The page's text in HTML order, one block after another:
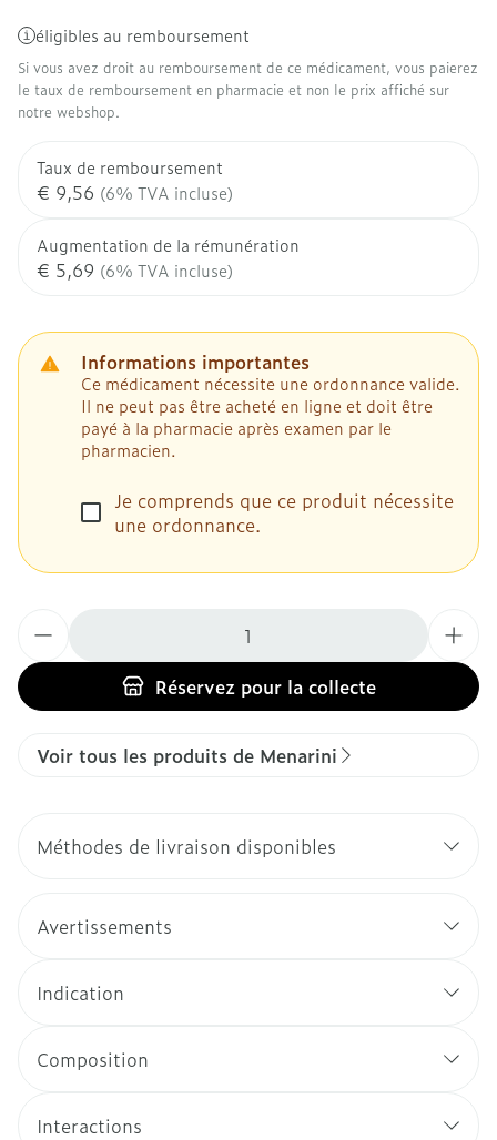
éligibles au remboursement
Si vous avez droit au remboursement de ce médicament, vous paierez
le taux de remboursement en pharmacie et non le prix affiché sur
notre webshop.
Taux de remboursement
€ 9,56 (6% TVA incluse)
Augmentation de la rémunération
€ 5,69 (6% TVA incluse)
Informations importantes
Ce médicament nécessite une ordonnance valide.
Il ne peut pas être acheté en ligne et doit être
payé à la pharmacie après examen par le
pharmacien.
Je comprends que ce produit nécessite
une ordonnance.
Réservezpour la collecte
Voir tous les produits de Menarini
Méthodes de livraison disponibles
Avertissements
Indication
Composition
Interactions